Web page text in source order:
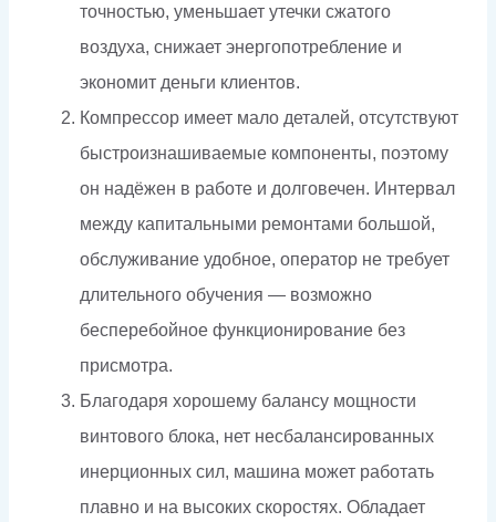
точностью, уменьшает утечки сжатого
воздуха, снижает энергопотребление и
экономит деньги клиентов.
Компрессор имеет мало деталей, отсутствуют
быстроизнашиваемые компоненты, поэтому
он надёжен в работе и долговечен. Интервал
между капитальными ремонтами большой,
обслуживание удобное, оператор не требует
длительного обучения — возможно
бесперебойное функционирование без
присмотра.
Благодаря хорошему балансу мощности
винтового блока, нет несбалансированных
инерционных сил, машина может работать
плавно и на высоких скоростях. Обладает